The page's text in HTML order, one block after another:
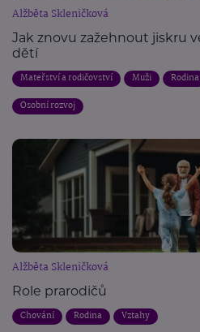
Alžběta Skleničková
Jak znovu zažehnout jiskru
dětí
Mateřství a rodičovství Muži Rodina
Osobní rozvoj
Alžběta Skleničková
Role prarodičů
Chování Rodina Vztahy